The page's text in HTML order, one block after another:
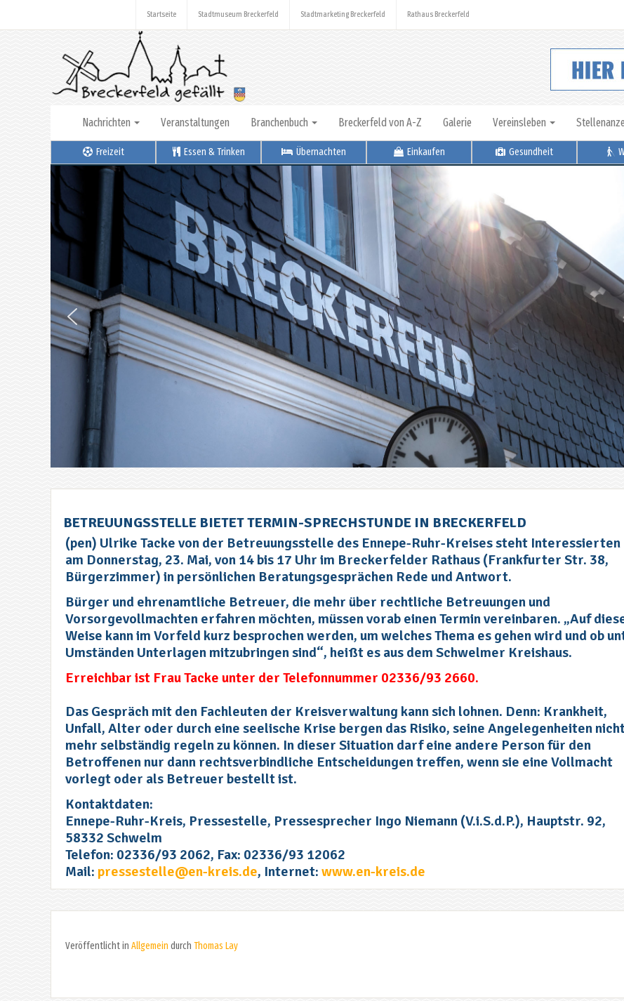
Startseite Stadtmuseum Breckerfeld Stadtmarketing Breckerfeld Rathaus Breckerfeld
Nachrichten Veranstaltungen Branchenbuch Breckerfeld von A-Z Galerie Vereinsleben
Freizeit Essen & Trinken Übernachten Einkaufen Gesundheit
BETREUUNGSSTELLE BIETET TERMIN-SPRECHSTUNDE IN BRECKERFELD
(pen) Ulrike Tacke von der Betreuungsstelle des Ennepe-Ruhr-Kreises steht Interessierten
am Donnerstag, 23. Mai, von 14 bis 17 Uhr im Breckerfelder Rathaus (Frankfurter Str. 38,
Bürgerzimmer) in persönlichen Beratungsgesprächen Rede und Antwort.
Bürger und ehrenamtliche Betreuer, die mehr über rechtliche Betreuungen und
Vorsorgevollmachten erfahren möchten, müssen vorab einen Termin vereinbaren. „Auf
Weise kann im Vorfeld kurz besprochen werden, um welches Thema es gehen wird und ob
Umständen Unterlagen mitzubringen sind“, heißt es aus dem Schwelmer Kreishaus.
Erreichbar ist Frau Tacke unter der Telefonnummer 02336/93 2660.
Das Gespräch mit den Fachleuten der Kreisverwaltung kann sich lohnen. Denn: Krankheit,
Unfall, Alter oder durch eine seelische Krise bergen das Risiko, seine Angelegenheiten
mehr selbständig regeln zu können. In dieser Situation darf eine andere Person für den
Betroffenen nur dann rechtsverbindliche Entscheidungen treffen, wenn sie eine Vollmacht
vorlegt oder als Betreuer bestellt ist.
Kontaktdaten:
Ennepe-Ruhr-Kreis, Pressestelle, Pressesprecher Ingo Niemann (V.i.S.d.P.), Hauptstr. 92,
58332 Schwelm
Telefon: 02336/93 2062, Fax: 02336/93 12062
Mail: pressestelle@en-kreis.de, Internet: www.en-kreis.de
Veröffentlicht in Allgemein durch Thomas Lay